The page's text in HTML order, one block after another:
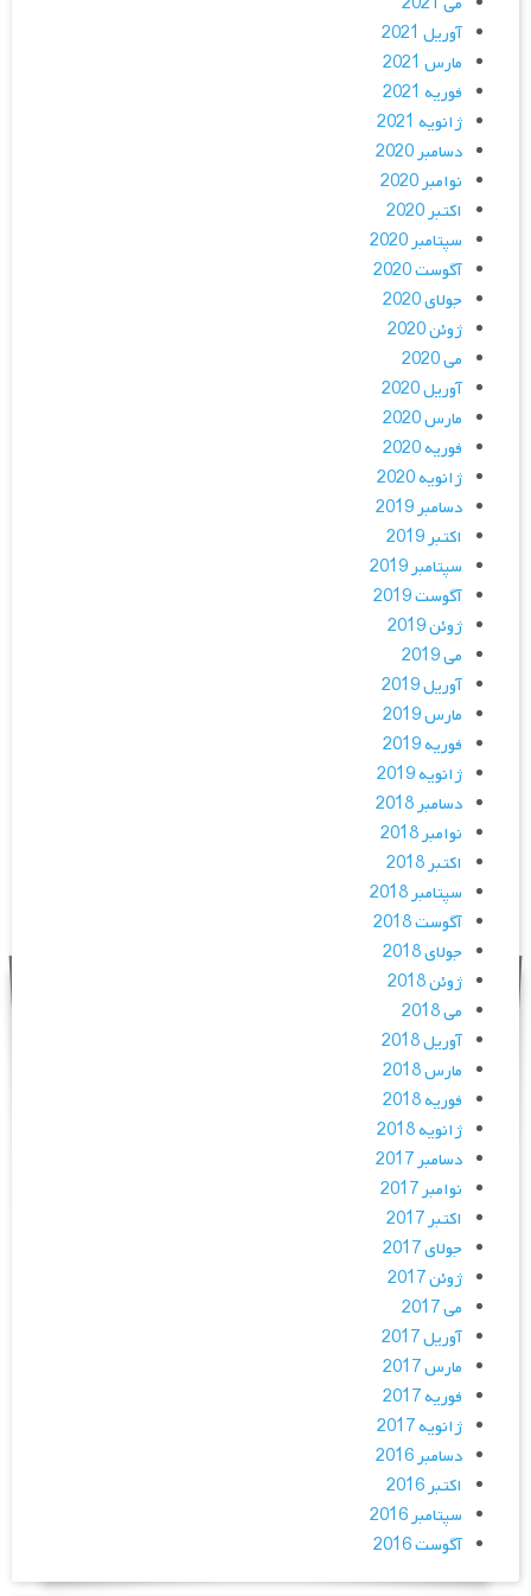
آوریل 2021
مارس 2021
فوریه 2021
ژانویه 2021
دسامبر 2020
نوامبر 2020
اکتبر 2020
سپتامبر 2020
آگوست 2020
جولای 2020
ژوئن 2020
می 2020
آوریل 2020
مارس 2020
فوریه 2020
ژانویه 2020
دسامبر 2019
اکتبر 2019
سپتامبر 2019
آگوست 2019
ژوئن 2019
می 2019
آوریل 2019
مارس 2019
فوریه 2019
ژانویه 2019
دسامبر 2018
نوامبر 2018
اکتبر 2018
سپتامبر 2018
آگوست 2018
جولای 2018
ژوئن 2018
می 2018
آوریل 2018
مارس 2018
فوریه 2018
ژانویه 2018
دسامبر 2017
نوامبر 2017
اکتبر 2017
جولای 2017
ژوئن 2017
می 2017
آوریل 2017
مارس 2017
فوریه 2017
ژانویه 2017
دسامبر 2016
اکتبر 2016
سپتامبر 2016
آگوست 2016